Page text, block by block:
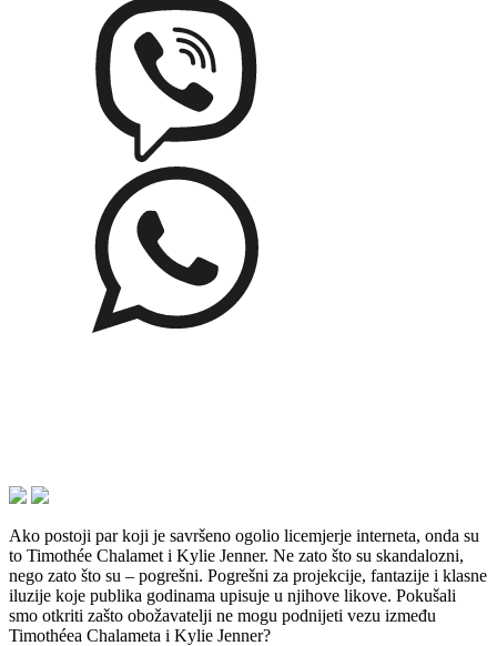
Ako postoji par koji je savršeno ogolio licemjerje interneta, onda su
to Timothée Chalamet i Kylie Jenner. Ne zato što su skandalozni,
nego zato što su – pogrešni. Pogrešni za projekcije, fantazije i klasne
iluzije koje publika godinama upisuje u njihove likove. Pokušali
smo otkriti zašto obožavatelji ne mogu podnijeti vezu između
Timothéea Chalameta i Kylie Jenner?